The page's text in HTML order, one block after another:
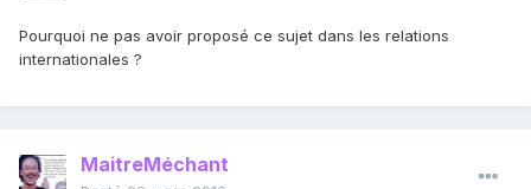
Pourquoi ne pas avoir proposé ce sujet dans les relations
internationales ?
MaitreMéchant